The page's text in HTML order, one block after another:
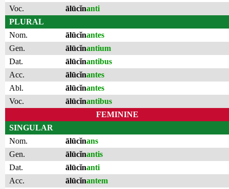
Voc.
ālūcĭnanti
PLURAL
Nom.
ālūcĭnantes
Gen.
ālūcĭnantium
Dat.
ālūcĭnantibus
Acc.
ālūcĭnantes
Abl.
ālūcĭnantes
Voc.
ālūcĭnantibus
FEMININE
SINGULAR
Nom.
ālūcĭnans
Gen.
ālūcĭnantis
Dat.
ālūcĭnanti
Acc.
ālūcĭnantem